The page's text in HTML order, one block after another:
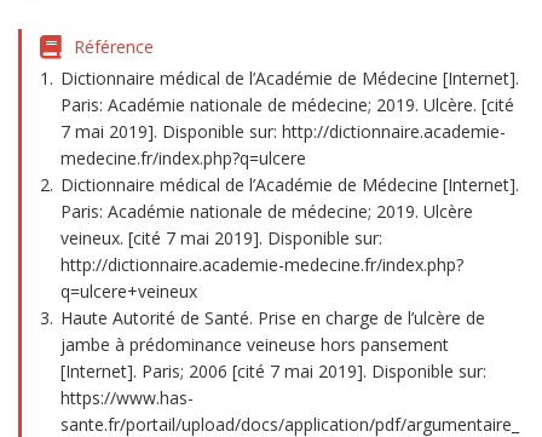
Référence
Dictionnaire médical de l’Académie de Médecine [Internet].
Paris: Académie nationale de médecine; 2019. Ulcère. [cité
7 mai 2019]. Disponible sur: http://dictionnaire.academie-
medecine.fr/index.php?q=ulcere
Dictionnaire médical de l’Académie de Médecine [Internet].
Paris: Académie nationale de médecine; 2019. Ulcère
veineux. [cité 7 mai 2019]. Disponible sur:
http://dictionnaire.academie-medecine.fr/index.php?
q=ulcere+veineux
Haute Autorité de Santé. Prise en charge de l’ulcère de
jambe à prédominance veineuse hors pansement
[Internet]. Paris; 2006 [cité 7 mai 2019]. Disponible sur:
https://www.has-
sante.fr/portail/upload/docs/application/pdf/argumentaire_